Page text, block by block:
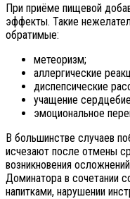
При приёме пищевой
эффекты. Такие
обратимые:
метеоризм;
аллергические
диспепсические
учащение
эмоциональное
В большинстве случаев
исчезают после отмены
возникновения
Доминатора в сочетании
напитками, нарушении